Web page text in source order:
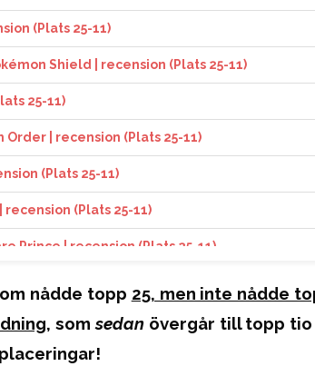
(Plats 25-11)
Shield | recension (Plats 25-11)
25-11)
Order | recension (Plats 25-11)
(Plats 25-11)
recension (Plats 25-11)
Prince | recension (Plats 25-11)
(Plats 25-11)
nådde topp 25, men inte nådde
, somsedan övergår till topp tio